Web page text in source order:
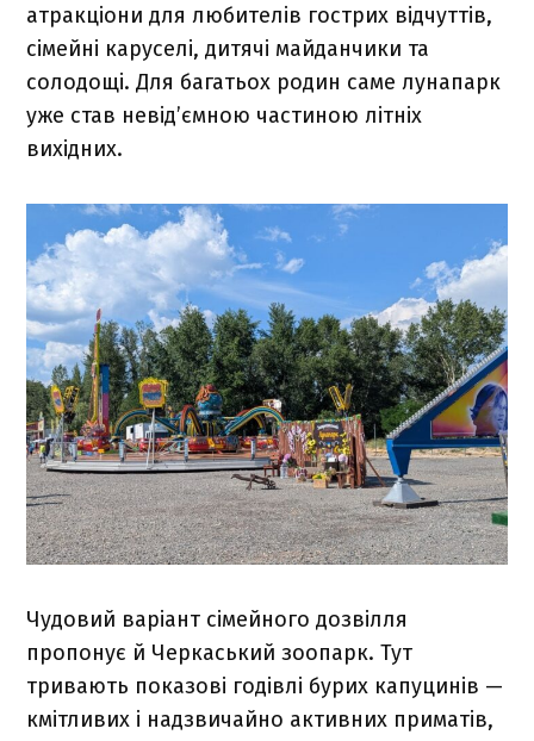
атракціони для любителів гострих відчуттів,
сімейні каруселі, дитячі майданчики та
солодощі. Для багатьох родин саме лунапарк
уже став невід’ємною частиною літніх
вихідних.
Чудовий варіант сімейного дозвілля
пропонує й Черкаський зоопарк. Тут
тривають показові годівлі бурих капуцинів —
кмітливих і надзвичайно активних приматів,